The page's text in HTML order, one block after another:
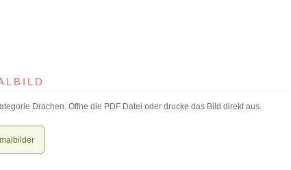
Drachen. Öffne die PDF Datei oder drucke das Bild direkt aus.